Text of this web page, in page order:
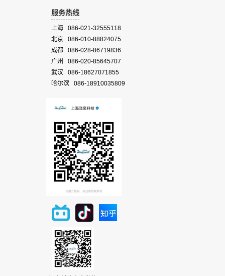
服务热线
上海 086-021-32555118
北京 086-010-88824075
成都 086-028-86719836
广州 086-020-85645707
武汉 086-18627071855
哈尔滨 086-18910035809